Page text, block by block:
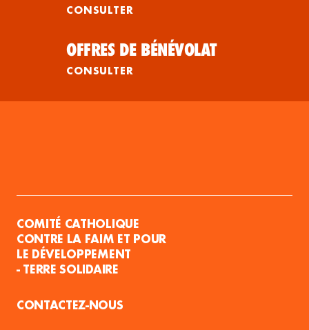
CONSULTER
OFFRES DE BÉNÉVOLAT
CONSULTER
COMITÉ CATHOLIQUE
CONTRE LA FAIM ET POUR
LE DÉVELOPPEMENT
- TERRE SOLIDAIRE
CONTACTEZ-NOUS